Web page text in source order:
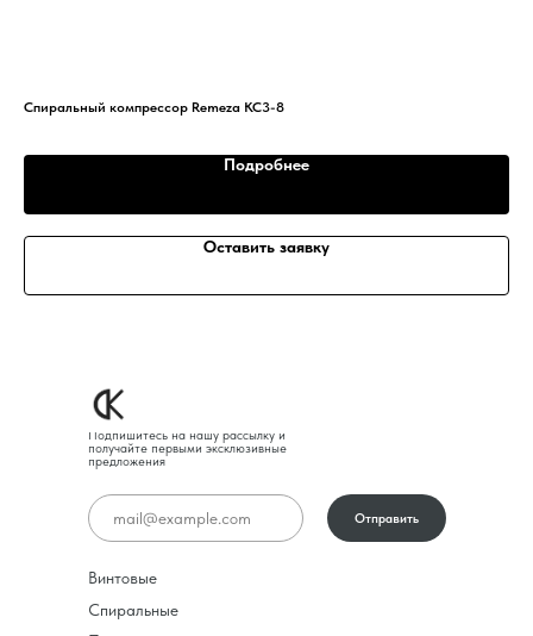
Спиральный компрессор Remeza КС3-8
Подробнее
Оставить заявку
Подпишитесь на нашу рассылку и
получайте первыми эксклюзивные
предложения
Винтовые
Спиральные
Отправить